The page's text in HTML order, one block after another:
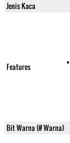
Jenis Kaca
Features
Bit Warna (# Warna)